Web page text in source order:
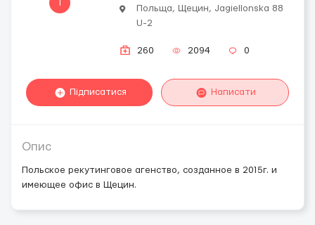
1
Польща, Щецин, Jagiellonska 88
U-2
260 2094 0
Підписатися Написати
Опис
Польское рекутинговое агенство, созданное в 2015г. и
имеющее офис в Щецин.